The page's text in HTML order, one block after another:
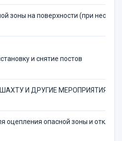
зоны на поверхности (при
и снятие постов
И ДРУГИЕ МЕРОПРИЯТИЯ
оцепления опасной зоны и